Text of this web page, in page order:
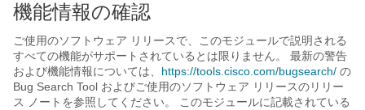
機能情報の確認
ご使用のソフトウェア リリースで、このモジュールで説明される
すべての機能がサポートされているとは限りません。 最新の警告
および機能情報については、 https:/​/​tools.cisco.com/​bugsearch/​ の
Bug Search Tool およびご使用のソフトウェア リリースのリリー
ス ノートを参照してください。 このモジュールに記載されている